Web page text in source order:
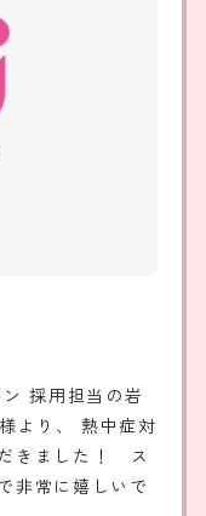
採用担当の岩
より、 熱中症対
きました！ ス
非常に嬉しいで